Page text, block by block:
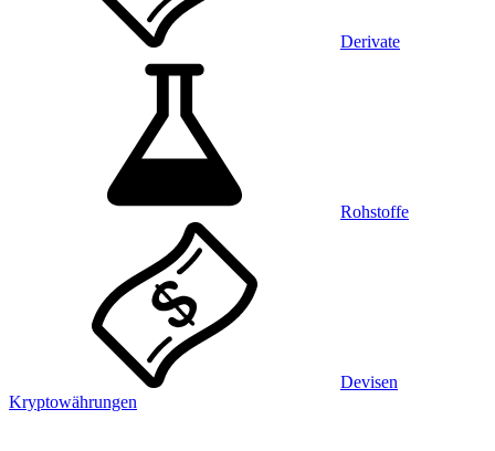
Derivate
Rohstoffe
Devisen
Kryptowährungen